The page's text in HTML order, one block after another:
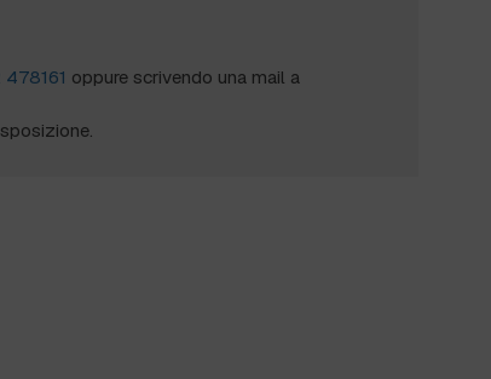
oppure scrivendo una mail a